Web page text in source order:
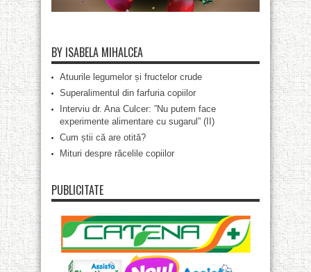
BY ISABELA MIHALCEA
Atuurile legumelor și fructelor crude
Superalimentul din farfuria copiilor
Interviu dr. Ana Culcer: ”Nu putem face
experimente alimentare cu sugarul” (II)
Cum știi că are otită?
Mituri despre răcelile copiilor
PUBLICITATE